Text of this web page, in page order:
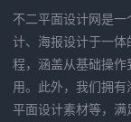
不二平面设计网是
计、海报设计于一
程，涵盖从基础操
用。此外，我们拥有
平面设计素材等，